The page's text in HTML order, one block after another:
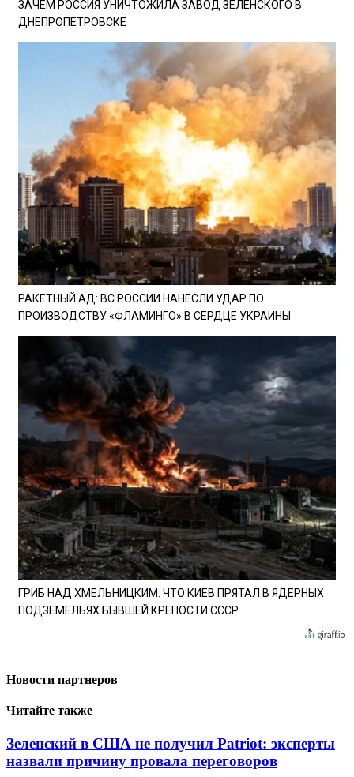
ЗАЧЕМ РОССИЯ УНИЧТОЖИЛА ЗАВОД ЗЕЛЕНСКОГО В
ДНЕПРОПЕТРОВСКЕ
РАКЕТНЫЙ АД: ВС РОССИИ НАНЕСЛИ УДАР ПО
ПРОИЗВОДСТВУ «ФЛАМИНГО» В СЕРДЦЕ УКРАИНЫ
ГРИБ НАД ХМЕЛЬНИЦКИМ: ЧТО КИЕВ ПРЯТАЛ В ЯДЕРНЫХ
ПОДЗЕМЕЛЬЯХ БЫВШЕЙ КРЕПОСТИ СССР
Новости партнеров
Читайте также
Зеленский в США не получил Patriot: эксперты
назвали причину провала переговоров